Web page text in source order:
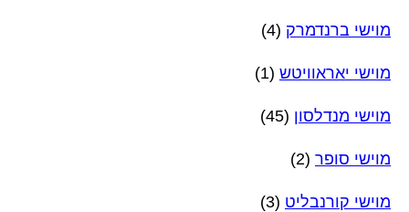
מוישי ברנדמרק (4)
מוישי יאראוויטש (1)
מוישי מנדלסון (45)
מוישי סופר (2)
מוישי קורנבליט (3)